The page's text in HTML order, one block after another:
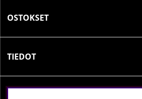
OSTOKSET
TIEDOT